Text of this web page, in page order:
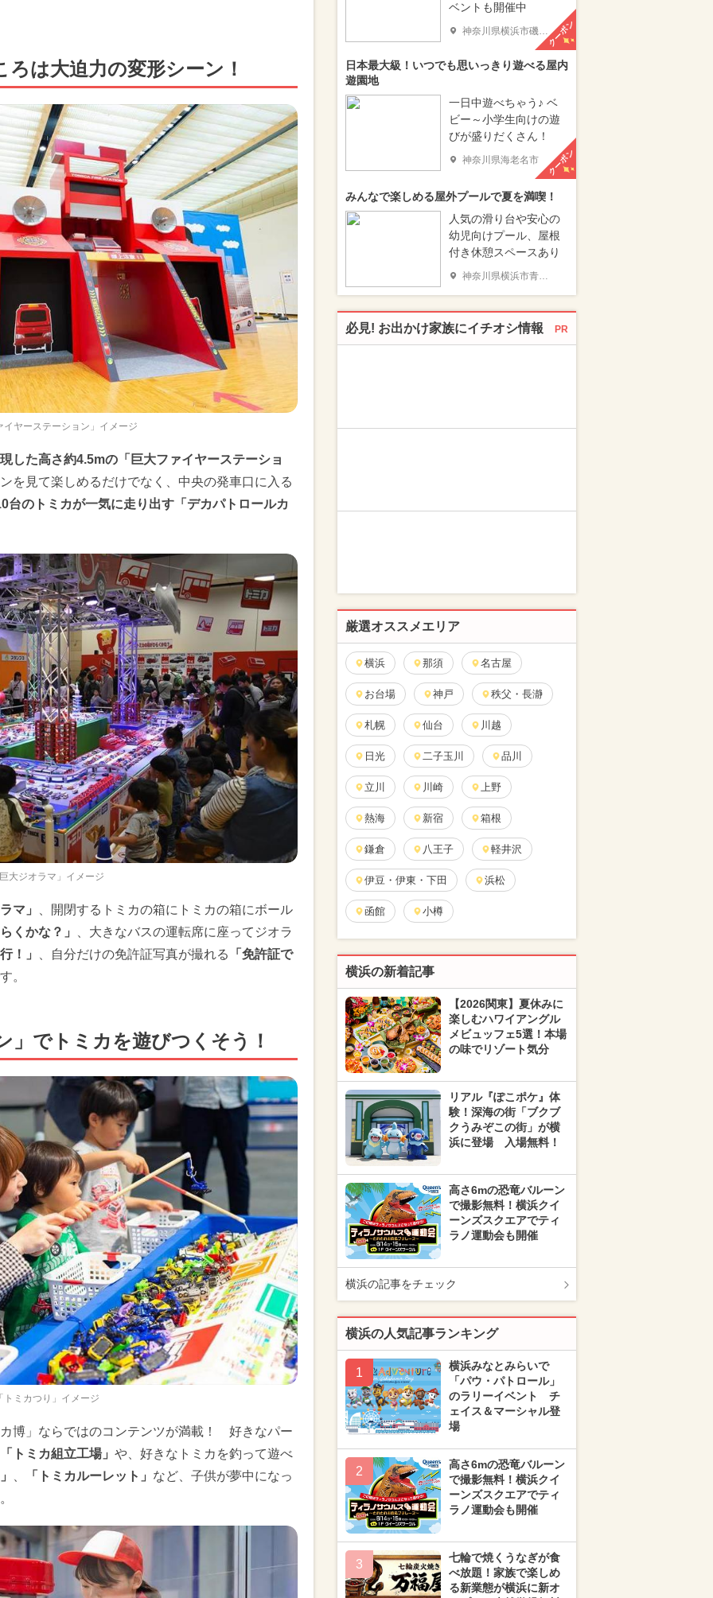
は大迫力の変形シーン！
イヤーステーション」イメージ
した高さ約4.5mの「巨大ファイヤーステーショ
見て楽しめるだけでなく、中央の発車口に入る
台のトミカが一気に走り出す「デカパトロールカ
大ジオラマ」イメージ
マ」
、開閉するトミカの箱にトミカの箱にボール
くかな？」
、大きなバスの運転席に座ってジオラ
！」
、自分だけの免許証写真が撮れる
「免許証で
。
」でトミカを遊びつくそう！
トミカつり」イメージ
博」ならではのコンテンツが満載！ 好きなパー
「トミカ組立工場」 や、好きなトミカを釣って遊べ
「トミカルーレット」 など、子供が夢中になっ
ベントも開催中
神奈川県横浜市磯子区 クーポン
日本最大級！いつでも思いっきり遊べる屋内
遊園地
一日中遊べちゃう♪ ベ
ビー～小学生向けの遊
びが盛りだくさん！
神奈川県海老名市 クーポン
みんなで楽しめる屋外プールで夏を満喫！
人気の滑り台や安心の
幼児向けプール、屋根
付き休憩スペースあり
神奈川県横浜市青葉区
必見! お出かけ家族にイチオシ情報 PR
厳選オススメエリア
横浜 那須 名古屋
お台場 神戸 秩父・長瀞
札幌 仙台 川越
日光 二子玉川 品川
立川 川崎 上野
熱海 新宿 箱根
鎌倉 八王子 軽井沢
伊豆・伊東・下田 浜松
函館 小樽
横浜の新着記事
【2026関東】夏休みに
楽しむハワイアングル
メビュッフェ5選！本場
の味でリゾート気分
リアル『ぽこポケ』体
験！深海の街「ブクブ
クうみぞこの街」が横
浜に登場 入場無料！
高さ6mの恐竜バルーン
で撮影無料！横浜クイ
ーンズスクエアでティ
ラノ運動会も開催
横浜の記事をチェック
横浜の人気記事ランキング
1
横浜みなとみらいで
「パウ・パトロール」
のラリーイベント チ
ェイス＆マーシャル登
場
2
高さ6mの恐竜バルーン
で撮影無料！横浜クイ
ーンズスクエアでティ
ラノ運動会も開催
3
七輪で焼くうなぎが食
べ放題！家族で楽しめ
る新業態が横浜に新オ